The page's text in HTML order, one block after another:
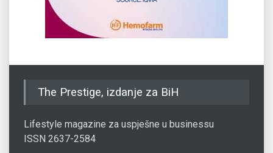
The Prestige, izdanje za BiH
Lifestyle magazine za uspješne u businessu
ISSN 2637-2584